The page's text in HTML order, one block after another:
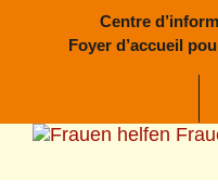
Centre
Foyer d’accueil